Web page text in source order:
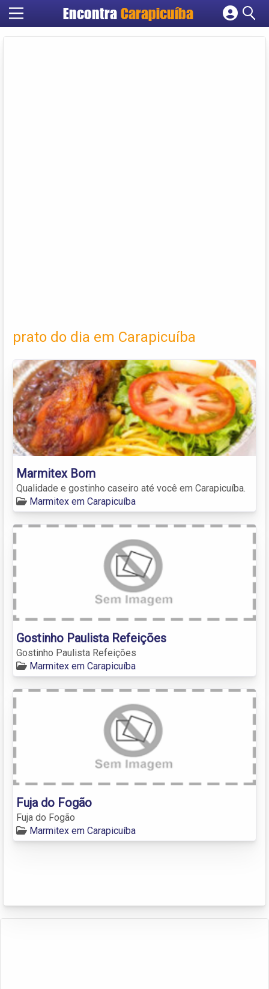
EncontraCarapicuíba
Cadastrar empresa
prato do dia em Carapicuíba
Marmitex Bom
Qualidade e gostinho caseiro até você em Carapicuíba.
Marmitex em Carapicuíba
Gostinho Paulista Refeições
Gostinho Paulista Refeições
Marmitex em Carapicuíba
Fuja do Fogão
Fuja do Fogão
Marmitex em Carapicuíba